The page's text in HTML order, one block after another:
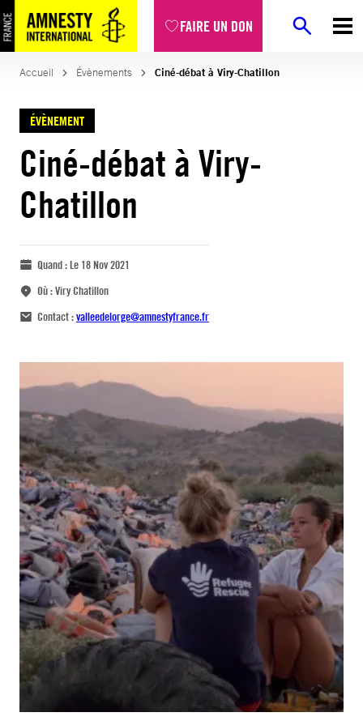
FAIRE UN DON
Accueil Évènements Ciné-débat à Viry-Chatillon
ÉVÈNEMENT
Ciné-débat à Viry-
Chatillon
Quand :Le 18 Nov 2021
Où :Viry Chatillon
Contact :valleedelorge@amnestyfrance.fr